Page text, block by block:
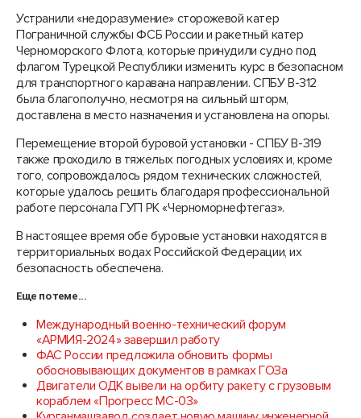
Устранили «недоразумение» сторожевой катер
Пограничной службы ФСБ России и ракетный катер
Черноморского Флота, которые принудили судно под
флагом Турецкой Республики изменить курс в безопасном
для транспортного каравана направлении. СПБУ В-312
была благополучно, несмотря на сильный шторм,
доставлена в место назначения и установлена на опоры.
Перемещение второй буровой установки - СПБУ В-319
также проходило в тяжелых погодных условиях и, кроме
того, сопровождалось рядом технических сложностей,
которые удалось решить благодаря профессиональной
работе персонала ГУП РК «Черноморнефтегаз».
В настоящее время обе буровые установки находятся в
территориальных водах Российской Федерации, их
безопасность обеспечена.
Еще по теме...
Международный военно-технический форум
«АРМИЯ-2024» завершил работу
ФАС России предложила обновить формы
обосновывающих документов в рамках ГОЗа
Двигатели ОДК вывели на орбиту ракету с грузовым
кораблем «Прогресс МС-03»